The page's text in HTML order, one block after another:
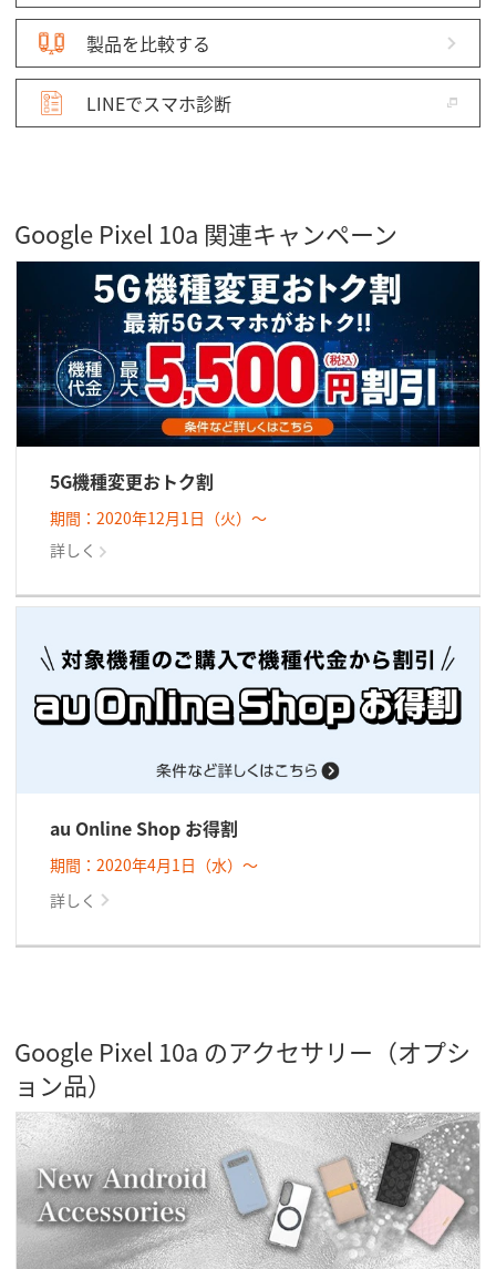
製品を比較する
LINEでスマホ診断
Google Pixel 10a 関連キャンペーン
5G機種変更おトク割
期間：2020年12月1日（火）～
詳しく
au Online Shop お得割
期間：2020年4月1日（水）～
詳しく
Google Pixel 10a のアクセサリー（オプシ
ョン品）